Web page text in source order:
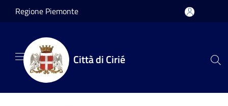
Salta al contenuto principale
Regione Piemonte
Città di Cirié